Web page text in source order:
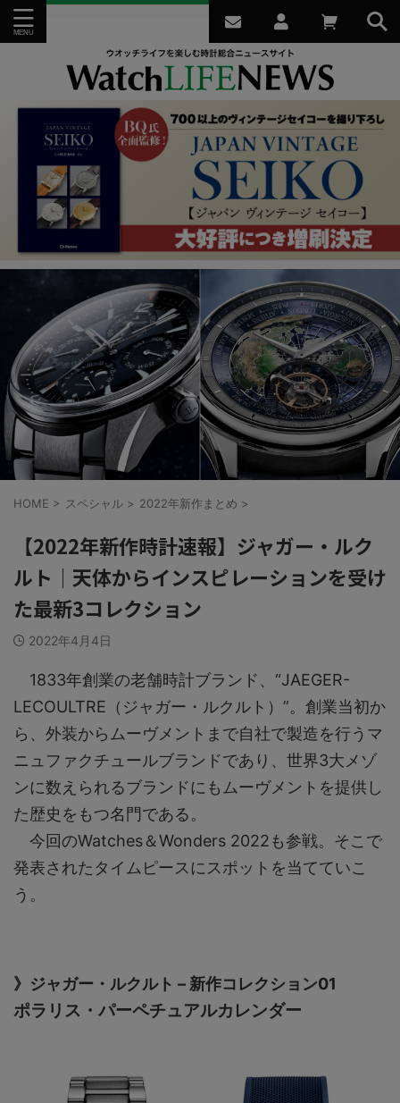
HOME > スペシャル > 2022年新作まとめ >
【2022年新作時計速報】ジャガー・ルク
ルト｜天体からインスピレーションを受け
た最新3コレクション
2022年4月4日
1833年創業の老舗時計ブランド、“JAEGER-
LECOULTRE（ジャガー・ルクルト）”。創業当初か
ら、外装からムーヴメントまで自社で製造を行うマ
ニュファクチュールブランドであり、世界3大メゾ
ンに数えられるブランドにもムーヴメントを提供し
た歴史をもつ名門である。
今回のWatches＆Wonders 2022も参戦。そこで
発表されたタイムピースにスポットを当てていこ
う。
》ジャガー・ルクルト – 新作コレクション01
ポラリス・パーペチュアルカレンダー